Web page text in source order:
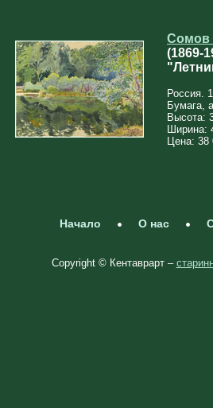
Сомов
Россия.
Бумага,
Высота:
Ширина:
Цена: 38
Начало О нас
Copyright © Кентаврарт –